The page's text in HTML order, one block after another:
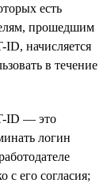
есть
прошедшим
начисляется
в течение
ID — это
логин
с его согласия;